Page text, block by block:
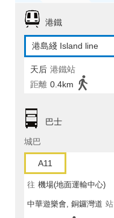
港鐵
港島綫 Island line
天后 港鐵站
距離 0.4km
巴士
城巴
A11
往 機場(地面運輸中心)
中華遊樂會, 銅鑼灣道 站